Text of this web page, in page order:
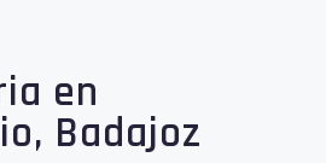
en
Badajoz